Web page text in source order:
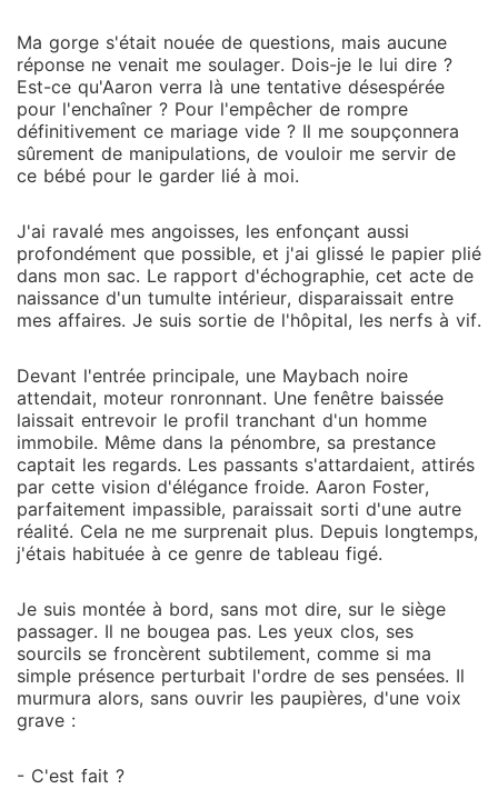
à la haine d'Aaron et protéger coûte que coûte le
bébé qu'elle porte, ou briser ses chaînes et tout
perdre. Mais jusqu'où peut aller une femme quand
son seul soutien devient sa plus grande faiblesse ? Et
surtout... l'amour peut-il renaître dans un cœur qui n'a
jamais battu pour elle ?
Ma gorge s'était nouée de questions, mais aucune
réponse ne venait me soulager. Dois-je le lui dire ?
Est-ce qu'Aaron verra là une tentative désespérée
pour l'enchaîner ? Pour l'empêcher de rompre
définitivement ce mariage vide ? Il me soupçonnera
sûrement de manipulations, de vouloir me servir de
ce bébé pour le garder lié à moi.
J'ai ravalé mes angoisses, les enfonçant aussi
profondément que possible, et j'ai glissé le papier plié
dans mon sac. Le rapport d'échographie, cet acte de
naissance d'un tumulte intérieur, disparaissait entre
mes affaires. Je suis sortie de l'hôpital, les nerfs à vif.
Devant l'entrée principale, une Maybach noire
attendait, moteur ronronnant. Une fenêtre baissée
laissait entrevoir le profil tranchant d'un homme
immobile. Même dans la pénombre, sa prestance
captait les regards. Les passants s'attardaient, attirés
par cette vision d'élégance froide. Aaron Foster,
parfaitement impassible, paraissait sorti d'une autre
réalité. Cela ne me surprenait plus. Depuis longtemps,
j'étais habituée à ce genre de tableau figé.
Je suis montée à bord, sans mot dire, sur le siège
passager. Il ne bougea pas. Les yeux clos, ses
sourcils se froncèrent subtilement, comme si ma
simple présence perturbait l'ordre de ses pensées. Il
murmura alors, sans ouvrir les paupières, d'une voix
grave :
- C'est fait ?